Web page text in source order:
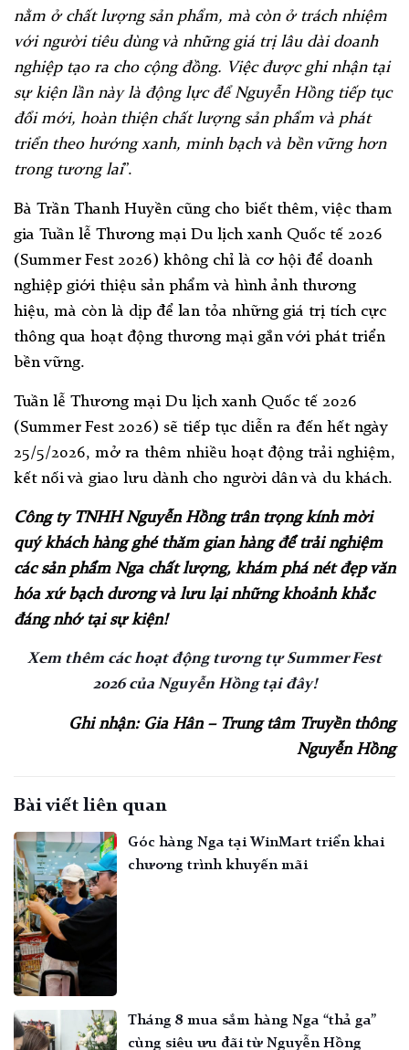
nằm ở chất lượng sản phẩm, mà còn ở trách nhiệm
với người tiêu dùng và những giá trị lâu dài doanh
nghiệp tạo ra cho cộng đồng. Việc được ghi nhận tại
sự kiện lần này là động lực để Nguyễn Hồng tiếp tục
đổi mới, hoàn thiện chất lượng sản phẩm và phát
triển theo hướng xanh, minh bạch và bền vững hơn
trong tương lai”.
Bà Trần Thanh Huyền cũng cho biết thêm, việc tham
gia Tuần lễ Thương mại Du lịch xanh Quốc tế 2026
(Summer Fest 2026) không chỉ là cơ hội để doanh
nghiệp giới thiệu sản phẩm và hình ảnh thương
hiệu, mà còn là dịp để lan tỏa những giá trị tích cực
thông qua hoạt động thương mại gắn với phát triển
bền vững.
Tuần lễ Thương mại Du lịch xanh Quốc tế 2026
(Summer Fest 2026) sẽ tiếp tục diễn ra đến hết ngày
25/5/2026, mở ra thêm nhiều hoạt động trải nghiệm,
kết nối và giao lưu dành cho người dân và du khách.
Công ty TNHH Nguyễn Hồng trân trọng kính mời
quý khách hàng ghé thăm gian hàng để trải nghiệm
các sản phẩm Nga chất lượng, khám phá nét đẹp văn
hóa xứ bạch dương và lưu lại những khoảnh khắc
đáng nhớ tại sự kiện!
Xem thêm các hoạt động tương tự Summer Fest
2026 của Nguyễn Hồng tại đây!
Ghi nhận: Gia Hân – Trung tâm Truyền thông
Nguyễn Hồng
Bài viết liên quan
Góc hàng Nga tại WinMart triển khai
chương trình khuyến mãi
Tháng 8 mua sắm hàng Nga “thả ga”
cùng siêu ưu đãi từ Nguyễn Hồng